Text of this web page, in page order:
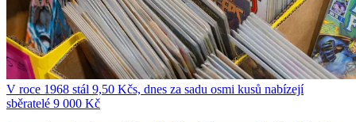
V roce 1968 stál 9,50 Kčs, dnes za sadu osmi kusů nabízejí
sběratelé 9 000 Kč